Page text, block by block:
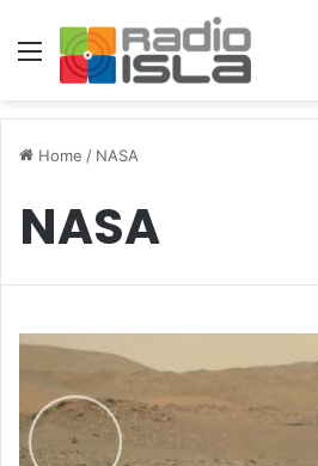
Menu
Home / NASA
NASA